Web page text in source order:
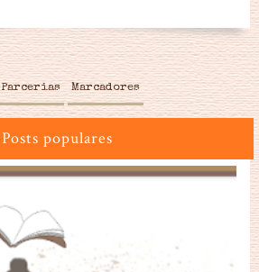
Parcerias Marcadores
Posts populares